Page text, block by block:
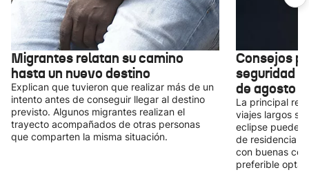
Migrantes relatan su camino
hasta un nuevo destino
Explican que tuvieron que realizar más de un
intento antes de conseguir llegar al destino
previsto. Algunos migrantes realizan el
trayecto acompañados de otras personas
que comparten la misma situación.
Consejos
seguridad
de agosto
La principal
viajes largos
eclipse puede
de residencia o
con buenas
preferible